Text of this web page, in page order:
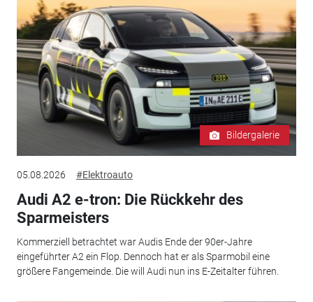
Bildergalerie
05.08.2026 #Elektroauto
Audi A2 e-tron: Die Rückkehr des
Sparmeisters
Kommerziell betrachtet war Audis Ende der 90er-Jahre
eingeführter A2 ein Flop. Dennoch hat er als Sparmobil eine
größere Fangemeinde. Die will Audi nun ins E-Zeitalter führen.